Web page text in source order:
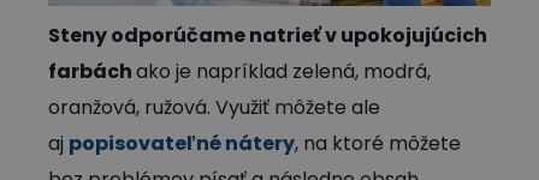
Steny odporúčame natrieť v upokojujúcich
farbáchako je napríklad zelená, modrá,
oranžová, ružová. Využiť môžete ale
aj popisovateľné nátery, na ktoré môžete